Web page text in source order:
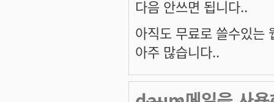
다음 안쓰면 됩니다..
아직도 무료로 쓸수있는
아주 많습니다..